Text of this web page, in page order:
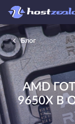
Блог
AMD
9650X В